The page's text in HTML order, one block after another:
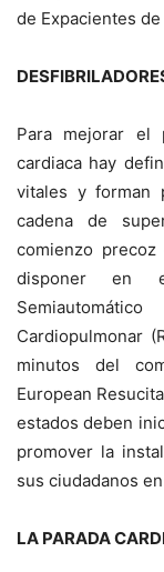
de Expacientes
Para mejorar el
cardiaca hay
vitales y forman
cadena de
comienzo
disponer en
Cardiopulmonar
minutos del
European
estados deben
promover la
sus ciudadanos en
LA PARADA